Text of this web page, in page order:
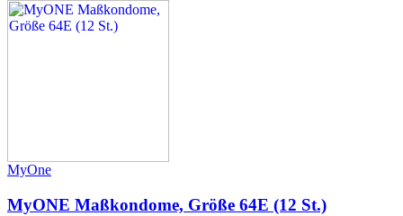
MyOne
MyONE Maßkondome, Größe 64E (12 St.)